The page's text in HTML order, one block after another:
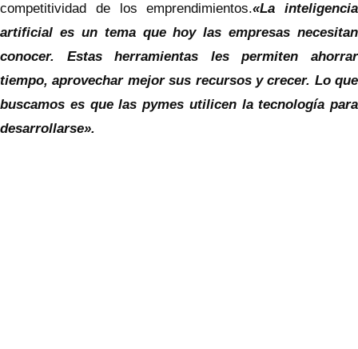
competitividad de los emprendimientos.«La inteligencia
artificial es un tema que hoy las empresas necesitan
conocer. Estas herramientas les permiten ahorrar
tiempo, aprovechar mejor sus recursos y crecer. Lo que
buscamos es que las pymes utilicen la tecnología para
desarrollarse».